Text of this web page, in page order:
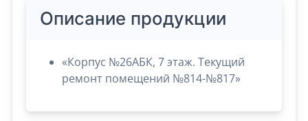
Описание продукции
«Корпус №26АБК, 7 этаж. Текущий
ремонт помещений №814-№817»